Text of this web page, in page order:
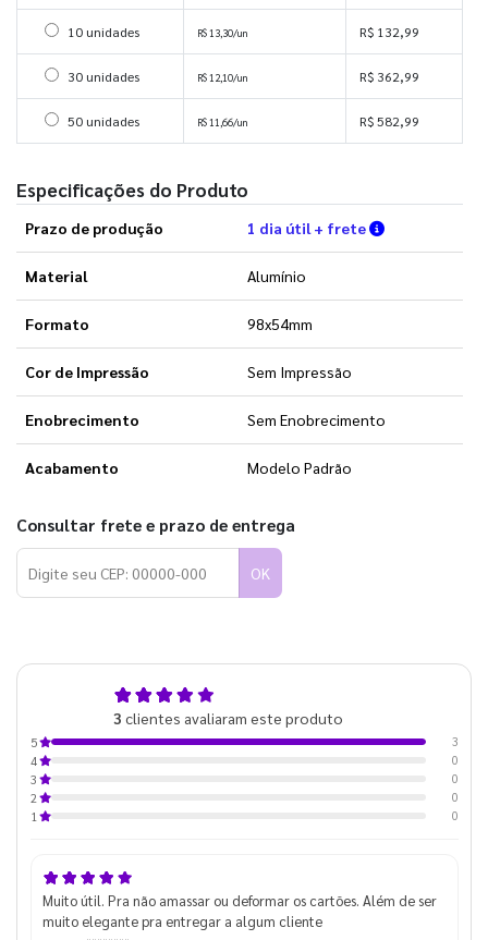
Selecionar 10 unidades
10 unidades R$ 13,30/un R$ 132,99
Selecionar 30 unidades
30 unidades R$ 12,10/un R$ 362,99
Selecionar 50 unidades
50 unidades R$ 11,66/un R$ 582,99
Especificações do Produto
Prazo de produção 1 dia útil + frete Verifique as
Material Alumínio
Formato 98x54mm
Cor de Impressão Sem Impressão
Enobrecimento Sem Enobrecimento
Acabamento Modelo Padrão
Consultar frete e prazo de entrega
OK
3 clientes avaliaram este produto
5
3
4
0
3
0
2
0
1
0
Muito útil. Pra não amassar ou deformar os cartões. Além de ser
muito elegante pra entregar a algum cliente